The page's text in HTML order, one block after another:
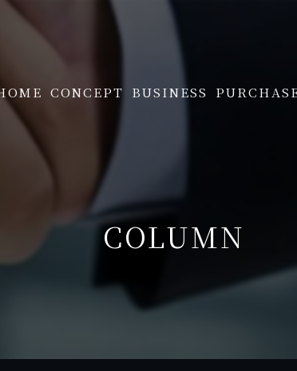
CONCEPT BUSINESS
COLUMN